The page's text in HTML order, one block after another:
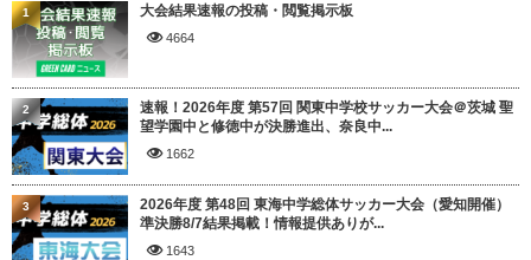
大会結果速報の投稿・閲覧掲示板
4664
1
速報！2026年度 第57回 関東中学校サッカー大会＠茨城 聖
望学園中と修徳中が決勝進出、奈良中...
1662
2
2026年度 第48回 東海中学総体サッカー大会（愛知開催）
準決勝8/7結果掲載！情報提供ありが...
1643
3